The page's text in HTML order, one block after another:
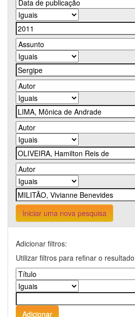
Iniciar uma nova pesquisa
Adicionar filtros:
Utilizar filtros para refinar o